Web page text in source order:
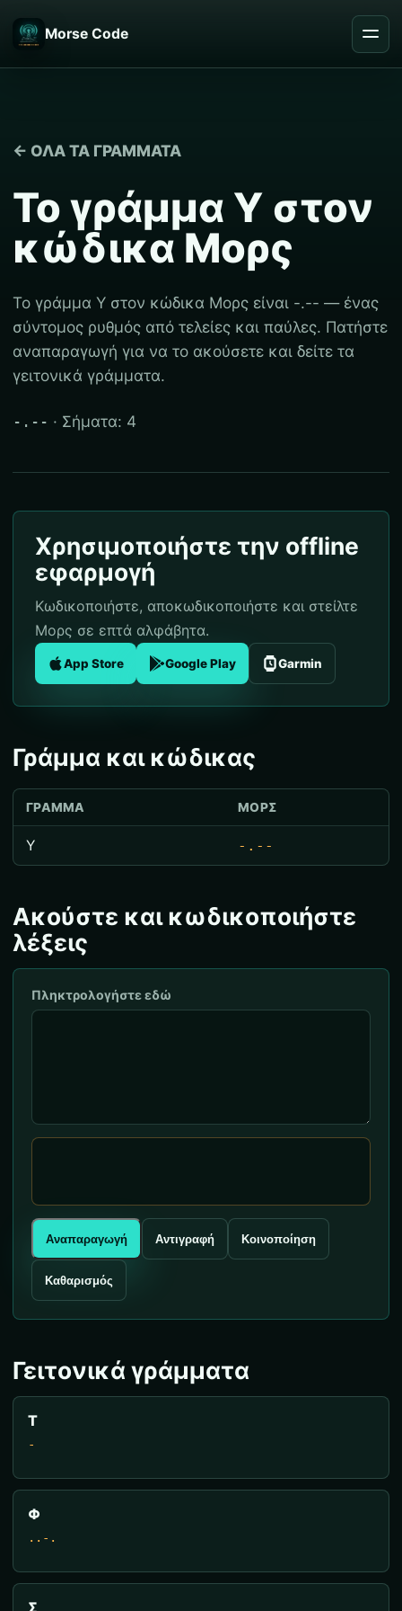
Morse Code
← ΌΛΑ ΤΑ ΓΡΆΜΜΑΤΑ
Το γράμμα Υ στον
κώδικα Μορς
Το γράμμα Υ στον κώδικα Μορς είναι -.-- — ένας
σύντομος ρυθμός από τελείες και παύλες. Πατήστε
αναπαραγωγή για να το ακούσετε και δείτε τα
γειτονικά γράμματα.
-.-- · Σήματα: 4
Χρησιμοποιήστε την offline
εφαρμογή
Κωδικοποιήστε, αποκωδικοποιήστε και στείλτε
Μορς σε επτά αλφάβητα.
App Store Google Play Garmin
Γράμμα και κώδικας
ΓΡΆΜΜΑ ΜΟΡΣ
Υ -.--
Ακούστε και κωδικοποιήστε
λέξεις
Πληκτρολογήστε εδώ
Αναπαραγωγή Αντιγραφή Κοινοποίηση
Καθαρισμός
Γειτονικά γράμματα
Τ
-
Φ
..-.
Σ